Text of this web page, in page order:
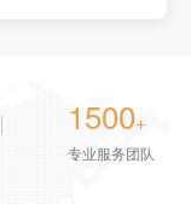
1500+
专业服务团队